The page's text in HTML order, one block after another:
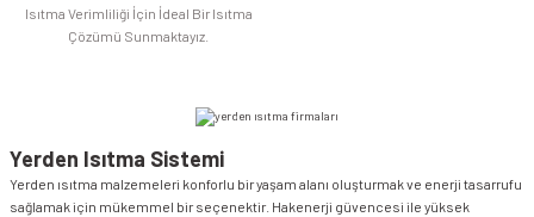
Isıtma Verimliliği İçin İdeal Bir Isıtma
Çözümü Sunmaktayız.
Yerden Isıtma Sistemi
Yerden ısıtma malzemeleri konforlu bir yaşam alanı oluşturmak ve enerji tasarrufu
sağlamak için mükemmel bir seçenektir. Hakenerji güvencesi ile yüksek